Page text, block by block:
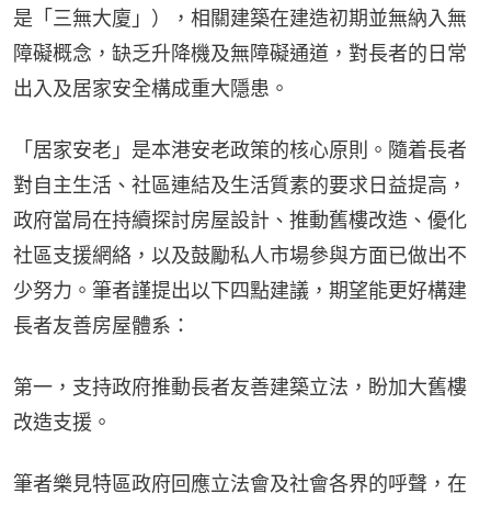
是「三無大廈」），相關建築在建造初期並無納入無
障礙概念，缺乏升降機及無障礙通道，對長者的日常
出入及居家安全構成重大隱患。
「居家安老」是本港安老政策的核心原則。隨着長者
對自主生活、社區連結及生活質素的要求日益提高，
政府當局在持續探討房屋設計、推動舊樓改造、優化
社區支援網絡，以及鼓勵私人市場參與方面已做出不
少努力。筆者謹提出以下四點建議，期望能更好構建
長者友善房屋體系：
第一，支持政府推動長者友善建築立法，盼加大舊樓
改造支援。
筆者樂見特區政府回應立法會及社會各界的呼聲，在